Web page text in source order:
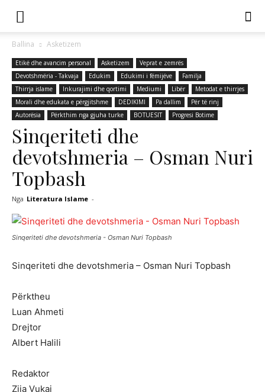
Ballina Asketizem
Etikë dhe avancim personal Asketizem
Veprat e zemrës
Devotshmëria - Takvaja
Edukim Edukimi i fëmijëve
Familja
Thirrja islame
Inkurajimi dhe qortimi Mediumi Libër
Metodat e thirrjes
Morali dhe edukata e përgjitshme
DEDIKIMI Pa dallim
Për të rinj
Autorësia
Përkthim nga gjuha turke BOTUESIT Progresi Botime
Sinqeriteti dhe
devotshmeria – Osman Nuri
Topbash
Nga Literatura Islame -
Sinqeriteti dhe devotshmeria - Osman Nuri Topbash
Sinqeriteti dhe devotshmeria – Osman Nuri Topbash
Përktheu
Luan Ahmeti
Drejtor
Albert Halili
Redaktor
Zija Vukaj